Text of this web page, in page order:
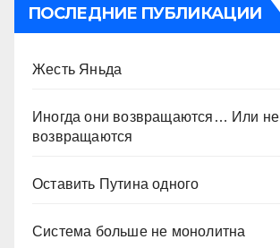
ПОСЛЕДНИЕ ПУБЛИКАЦИИ
Жесть Яньда
Иногда они возвращаются… Или не
возвращаются
Оставить Путина одного
Система больше не монолитна